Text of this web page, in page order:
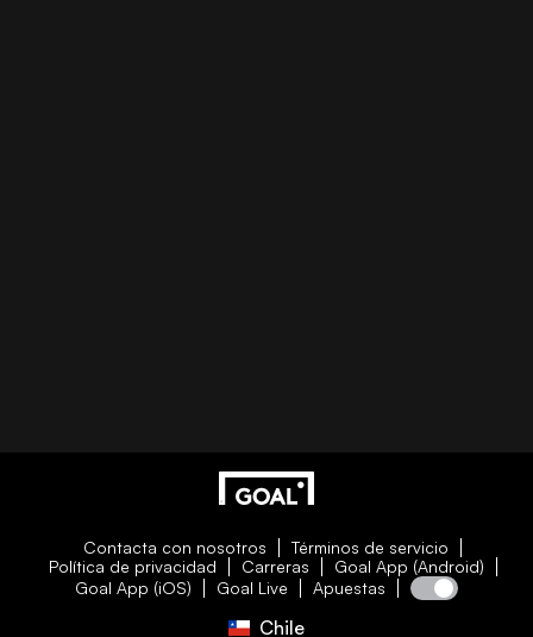
Contacta con nosotros
Términos de servicio
Política de privacidad
Carreras
Goal App (Android)
Goal App (iOS)
Goal Live Apuestas
Chile